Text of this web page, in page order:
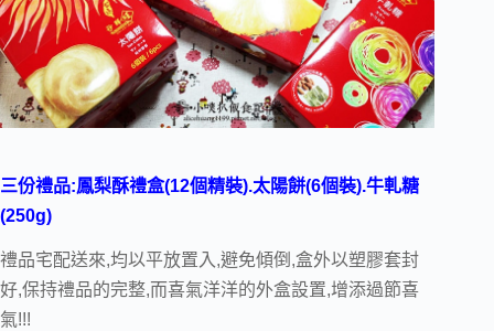
三份禮品:鳳梨酥禮盒(12個精裝).太陽餅(6個裝).牛軋糖
(250g)
禮品宅配送來,均以平放置入,避免傾倒,盒外以塑膠套封
好,保持禮品的完整,而喜氣洋洋的外盒設置,增添過節喜
氣!!!